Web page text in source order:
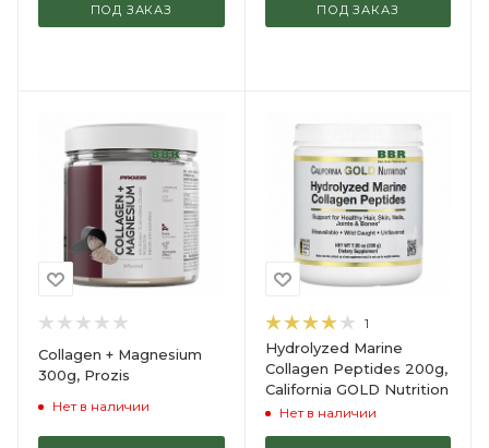
ПОД ЗАКАЗ ПОД ЗАКАЗ
Collagen + Magnesium
300g, Prozis
Нет в наличии
1
Hydrolyzed Marine
Collagen Peptides 200g,
California GOLD Nutrition
Нет в наличии